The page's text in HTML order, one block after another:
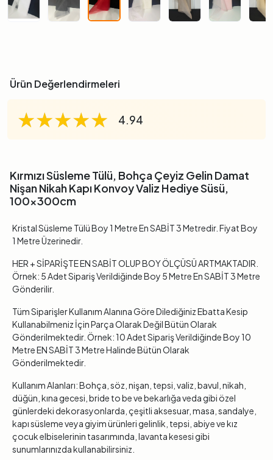
Ürün Değerlendirmeleri
★★★★★
★★★★★
★★★★★ 4.94
Kırmızı Süsleme Tülü, Bohça Çeyiz Gelin Damat
Nişan Nikah Kapı Konvoy Valiz Hediye Süsü,
100x300cm
Kristal Süsleme Tülü Boy 1 Metre En SABİT 3 Metredir. Fiyat Boy
1 Metre Üzerinedir.
HER + SİPARİŞTE EN SABİT OLUP BOY ÖLÇÜSÜ ARTMAKTADIR.
Örnek: 5 Adet Sipariş Verildiğinde Boy 5 Metre En SABİT 3 Metre
Gönderilir.
Tüm Siparişler Kullanım Alanına Göre Dilediğiniz Ebatta Kesip
Kullanabilmeniz İçin Parça Olarak Değil Bütün Olarak
Gönderilmektedir. Örnek: 10 Adet Sipariş Verildiğinde Boy 10
Metre EN SABİT 3 Metre Halinde Bütün Olarak
Gönderilmektedir.
Kullanım Alanları: Bohça, söz, nişan, tepsi, valiz, bavul, nikah,
düğün, kına gecesi, bride to be ve bekarlığa veda gibi özel
günlerdeki dekorasyonlarda, çeşitli aksesuar, masa, sandalye,
kapı süsleme veya giyim ürünleri gelinlik, tepsi, abiye ve kız
çocuk elbiselerinin tasarımında, lavanta kesesi gibi
sunumlarınızda kullanabilirsiniz.